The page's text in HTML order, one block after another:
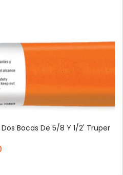
Bocas De 5/8 Y 1/2' Truper